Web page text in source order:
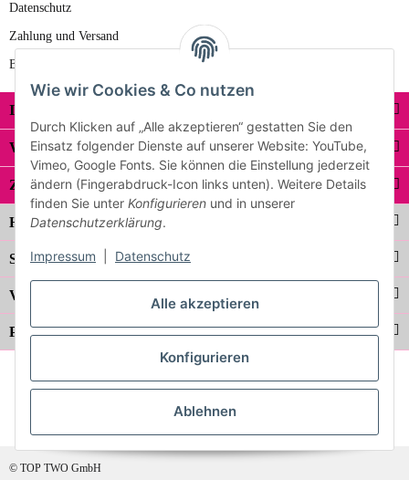
Alle akzeptieren
Konfigurieren
Ablehnen
Wie wir Cookies & Co nutzen
Durch Klicken auf „Alle akzeptieren“ gestatten Sie den
Einsatz folgender Dienste auf unserer Website: YouTube,
Vimeo, Google Fonts. Sie können die Einstellung jederzeit
ändern (Fingerabdruck-Icon links unten). Weitere Details
finden Sie unter Konfigurieren und in unserer
Datenschutzerklärung.
Impressum Datenschutz
Datenschutz
Zahlung und Versand
Batteriegesetzhinweise
Informationen
Wissenwertes
Zahlungsarten
Hilfe & Support
Sicherheit
Versandpartner
Partner
© TOP TWO GmbH